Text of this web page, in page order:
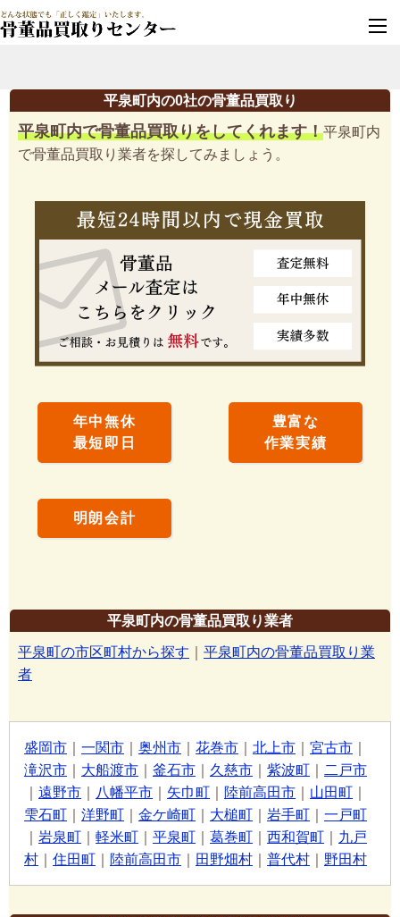
平泉町内の0社の骨董品買取り
平泉町内で骨董品買取りをしてくれます！平泉町内
で骨董品買取り業者を探してみましょう。
年中無休
最短即日
豊富な
作業実績
明朗会計
平泉町内の骨董品買取り業者
平泉町の市区町村から探す
平泉町内の骨董品買取り業
者
盛岡市 一関市 奥州市 花巻市 北上市 宮古市
滝沢市
大船渡市 釜石市 久慈市 紫波町
二戸市
遠野市 八幡平市 矢巾町 陸前高田市 山田町
雫石町
洋野町 金ケ崎町 大槌町 岩手町
一戸町
岩泉町 軽米町 平泉町 葛巻町 西和賀町
九戸
村
住田町 陸前高田市 田野畑村 普代村 野田村